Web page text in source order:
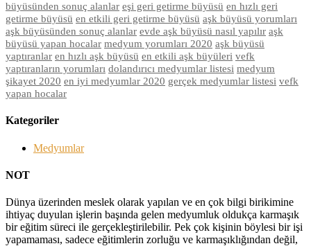
büyüsünden sonuç alanlar eşi geri getirme büyüsü en hızlı geri
getirme büyüsü en etkili geri getirme büyüsü aşk büyüsü yorumları
aşk büyüsünden sonuç alanlar evde aşk büyüsü nasıl yapılır aşk
büyüsü yapan hocalar medyum yorumları 2020 aşk büyüsü
yaptıranlar en hızlı aşk büyüsü en etkili aşk büyüleri vefk
yaptıranların yorumları dolandırıcı medyumlar listesi medyum
şikayet 2020 en iyi medyumlar 2020 gerçek medyumlar listesi vefk
yapan hocalar
Kategoriler
Medyumlar
NOT
Dünya üzerinden meslek olarak yapılan ve en çok bilgi birikimine
ihtiyaç duyulan işlerin başında gelen medyumluk oldukça karmaşık
bir eğitim süreci ile gerçekleştirilebilir. Pek çok kişinin böylesi bir işi
yapamaması, sadece eğitimlerin zorluğu ve karmaşıklığından değil,